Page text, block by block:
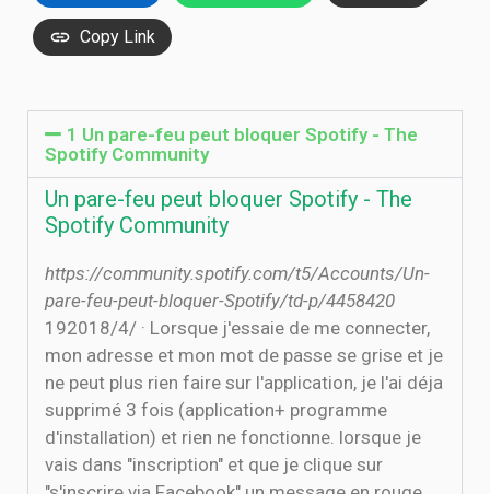
Copy Link
1 Un pare-feu peut bloquer Spotify - The
Spotify Community
Un pare-feu peut bloquer Spotify - The
Spotify Community
https://community.spotify.com/t5/Accounts/Un-
pare-feu-peut-bloquer-Spotify/td-p/4458420
19‏‏/4‏‏/2018 · Lorsque j'essaie de me connecter,
mon adresse et mon mot de passe se grise et je
ne peut plus rien faire sur l'application, je l'ai déja
supprimé 3 fois (application+ programme
d'installation) et rien ne fonctionne. lorsque je
vais dans "inscription" et que je clique sur